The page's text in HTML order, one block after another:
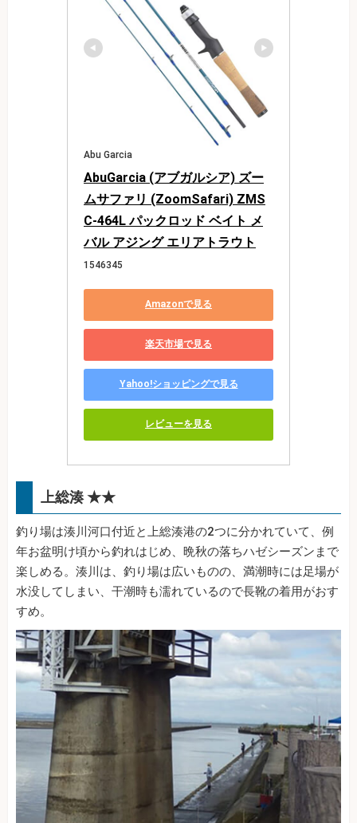
Abu Garcia
AbuGarcia (アブガルシア) ズー
ムサファリ (ZoomSafari) ZMS
C-464L パックロッド ベイト メ
バル アジング エリアトラウト
1546345
Amazonで見る
楽天市場で見る
Yahoo!ショッピングで見る
レビューを見る
上総湊 ★★
釣り場は湊川河口付近と上総湊港の2つに分かれていて、例
年お盆明け頃から釣れはじめ、晩秋の落ちハゼシーズンまで
楽しめる。湊川は、釣り場は広いものの、満潮時には足場が
水没してしまい、干潮時も濡れているので長靴の着用がおす
すめ。